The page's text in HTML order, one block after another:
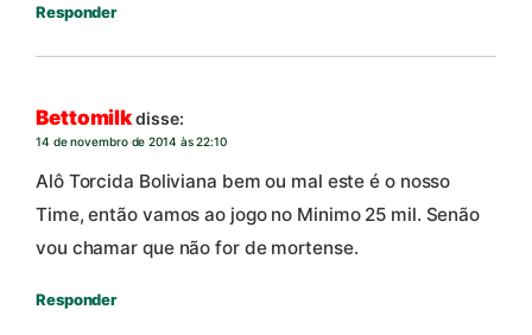
Responder
Bettomilkdisse:
14 de novembro de 2014 às 22:10
Alô Torcida Boliviana bem ou mal este é o nosso
Time, então vamos ao jogo no Minimo 25 mil. Senão
vou chamar que não for de mortense.
Responder